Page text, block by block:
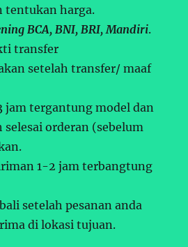
tentukan harga.
BCA, BNI, BRI, Mandiri.
transfer
setelah transfer/ maaf
jam tergantung model dan
selesai orderan (sebelum
1-2 jam terbangtung
setelah pesanan anda
di lokasi tujuan.